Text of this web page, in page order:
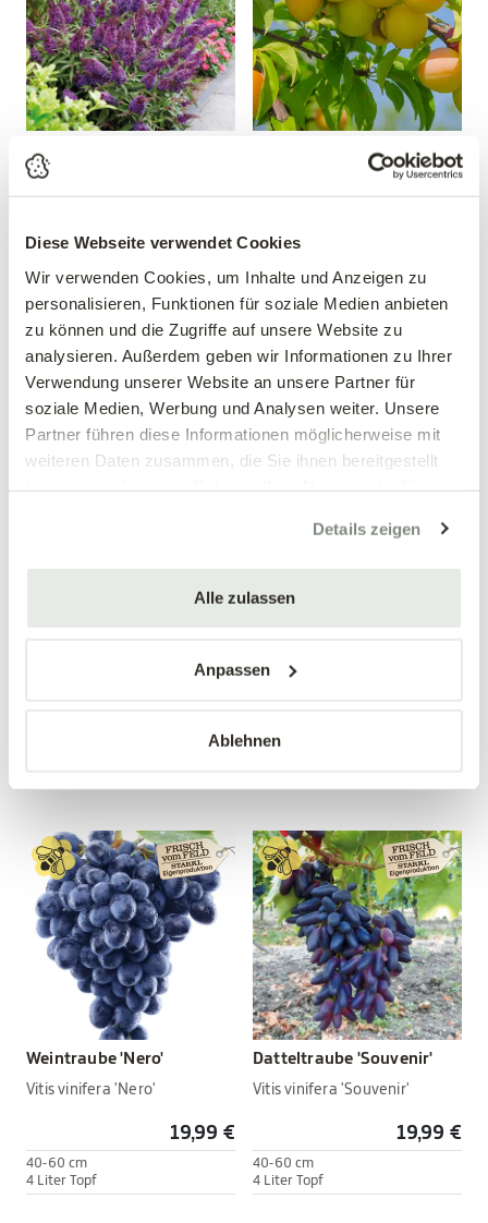
Diese Webseite verwendet Cookies
Wir verwenden Cookies, um Inhalte und Anzeigen zu
personalisieren, Funktionen für soziale Medien anbieten
zu können und die Zugriffe auf unsere Website zu
analysieren. Außerdem geben wir Informationen zu Ihrer
Verwendung unserer Website an unsere Partner für
soziale Medien, Werbung und Analysen weiter. Unsere
Partner führen diese Informationen möglicherweise mit
weiteren Daten zusammen, die Sie ihnen bereitgestellt
Details zeigen
Alle zulassen
Anpassen
Ablehnen
Sommerflieder 'Butterfly
Candy® Little Purple'
Buddleja davidii 'Butterfly
19,99 €
3 Liter Topf
Mirabelle 'Mirabelle von
Prunus domestica 'Mirabelle
mehrere Varianten verfügbar!
'Konstantinopeler'
10 Liter Topf
Birnenquitte 'Bereczki'
Busch
10 Liter Topf
Weintraube 'Nero'
Vitis vinifera 'Nero'
19,99 €
40-60 cm
4 Liter Topf
Datteltraube 'Souvenir'
Vitis vinifera 'Souvenir'
19,99 €
40-60 cm
4 Liter Topf